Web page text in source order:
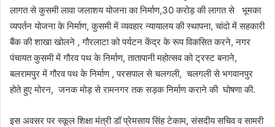
लागत से कुसमी लावा जलाशय योजना का निर्माण,30 करोड़ की लागत से भूमका
व्यपर्तन योजना के निर्माण, कुसमी में व्यवहार न्यायालय की स्थापना, चांदो में सहकारी
बैंक की शाखा खोलने , गौरलाटा को पर्यटन केंद्र के रूप विकसित करने, नगर
पंचायत कुसमी में गौरव पथ के निर्माण, तातापानी महोत्सव को ट्रस्ट बनाने,
बलरामपुर में गौरव पथ के निर्माण , परसपाल से चलगली, चलगली से भगवानपुर
होते हुए मोरन, जनक मोड़ से रामनगर तक सड़क निर्माण कराने की घोषणा की.
इस अवसर पर स्कूल शिक्षा मंत्री डॉ प्रेमसाय सिंह टेकाम, संसदीय सचिव व सामरी